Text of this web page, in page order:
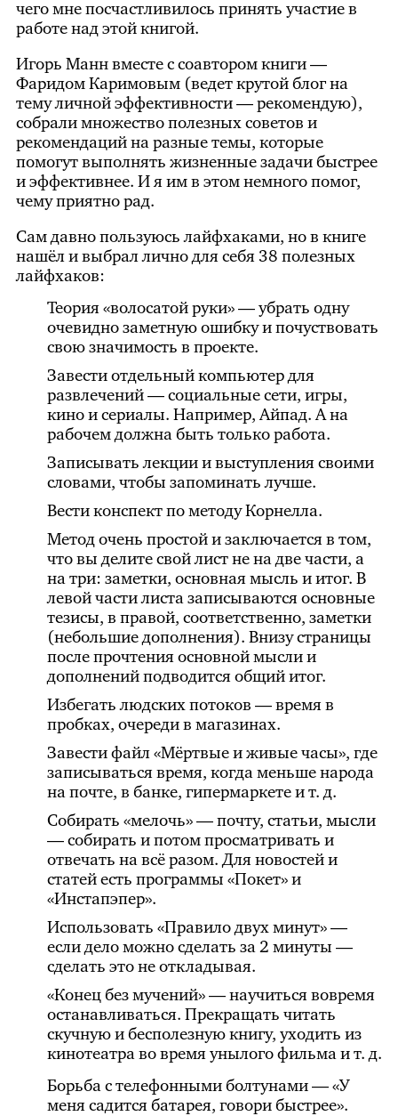
чего мне посчастливилось принять участие в
работе над этой книгой.
Игорь Манн вместе с соавтором книги —
Фаридом Каримовым (ведет крутой блог на
тему личной эффективности — рекомендую),
собрали множество полезных советов и
рекомендаций на разные темы, которые
помогут выполнять жизненные задачи быстрее
и эффективнее. И я им в этом немного помог,
чему приятно рад.
Сам давно пользуюсь лайфхаками, но в книге
нашёл и выбрал лично для себя 38 полезных
лайфхаков:
Теория «волосатой руки» — убрать одну
очевидно заметную ошибку и почуствовать
свою значимость в проекте.
Завести отдельный компьютер для
развлечений — социальные сети, игры,
кино и сериалы. Например, Айпад. А на
рабочем должна быть только работа.
Записывать лекции и выступления своими
словами, чтобы запоминать лучше.
Вести конспект по методу Корнелла.
Метод очень простой и заключается в том,
что вы делите свой лист не на две части, а
на три: заметки, основная мысль и итог. В
левой части листа записываются основные
тезисы, в правой, соответственно, заметки
(небольшие дополнения). Внизу страницы
после прочтения основной мысли и
дополнений подводится общий итог.
Избегать людских потоков — время в
пробках, очереди в магазинах.
Завести файл «Мёртвые и живые часы», где
записываться время, когда меньше народа
на почте, в банке, гипермаркете и т. д.
Собирать «мелочь» — почту, статьи, мысли
— собирать и потом просматривать и
отвечать на всё разом. Для новостей и
статей есть программы «Покет» и
«Инстапэпер».
Использовать «Правило двух минут» —
если дело можно сделать за 2 минуты —
сделать это не откладывая.
«Конец без мучений» — научиться вовремя
останавливаться. Прекращать читать
скучную и бесполезную книгу, уходить из
кинотеатра во время унылого фильма и т. д.
Борьба с телефонными болтунами — «У
меня садится батарея, говори быстрее».